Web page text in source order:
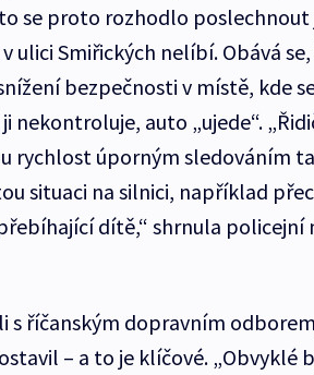
se proto rozhodlo poslechnout
ulici Smiřických nelíbí. Obává
bezpečnosti v místě, kde
nekontroluje, auto „ujede“.
rychlost úporným sledováním
situaci na silnici, například
dítě,“ shrnula policejní
s říčanským dopravním
– a to je klíčové. „Obvyklé